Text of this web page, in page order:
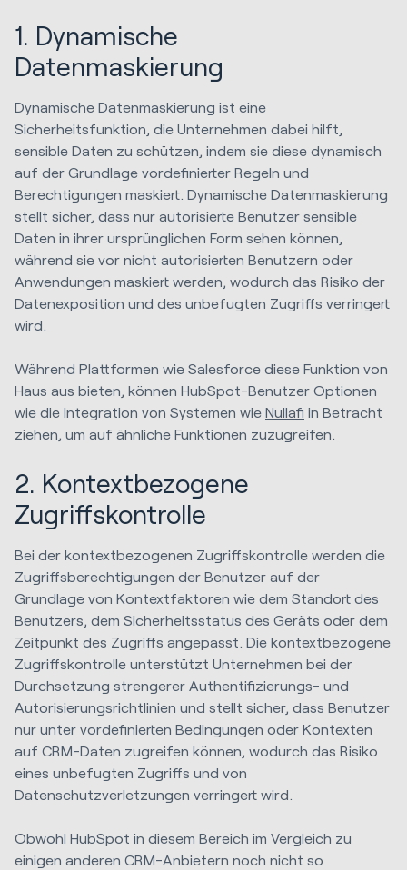
1. Dynamische
Datenmaskierung
Dynamische Datenmaskierung ist eine
Sicherheitsfunktion, die Unternehmen dabei hilft,
sensible Daten zu schützen, indem sie diese dynamisch
auf der Grundlage vordefinierter Regeln und
Berechtigungen maskiert. Dynamische Datenmaskierung
stellt sicher, dass nur autorisierte Benutzer sensible
Daten in ihrer ursprünglichen Form sehen können,
während sie vor nicht autorisierten Benutzern oder
Anwendungen maskiert werden, wodurch das Risiko der
Datenexposition und des unbefugten Zugriffs verringert
wird.
Während Plattformen wie Salesforce diese Funktion von
Haus aus bieten, können HubSpot-Benutzer Optionen
wie die Integration von Systemen wie Nullafi in Betracht
ziehen, um auf ähnliche Funktionen zuzugreifen.
2. Kontextbezogene
Zugriffskontrolle
Bei der kontextbezogenen Zugriffskontrolle werden die
Zugriffsberechtigungen der Benutzer auf der
Grundlage von Kontextfaktoren wie dem Standort des
Benutzers, dem Sicherheitsstatus des Geräts oder dem
Zeitpunkt des Zugriffs angepasst. Die kontextbezogene
Zugriffskontrolle unterstützt Unternehmen bei der
Durchsetzung strengerer Authentifizierungs- und
Autorisierungsrichtlinien und stellt sicher, dass Benutzer
nur unter vordefinierten Bedingungen oder Kontexten
auf CRM-Daten zugreifen können, wodurch das Risiko
eines unbefugten Zugriffs und von
Datenschutzverletzungen verringert wird.
Obwohl HubSpot in diesem Bereich im Vergleich zu
einigen anderen CRM-Anbietern noch nicht so